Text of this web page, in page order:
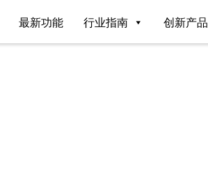
最新功能 行业指南 创新产品